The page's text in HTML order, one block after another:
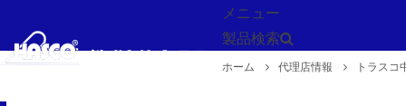
メニュー
製品検索
ホーム 代理店情報 トラスコ